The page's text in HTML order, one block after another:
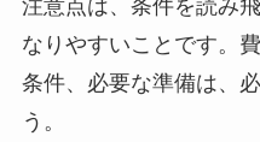
注意点は、条件を読み
なりやすいことです。
条件、必要な準備は、
う。